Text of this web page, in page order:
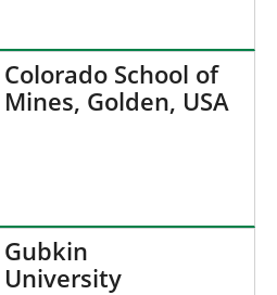
Colorado School of
Mines, Golden, USA
Gubkin
University